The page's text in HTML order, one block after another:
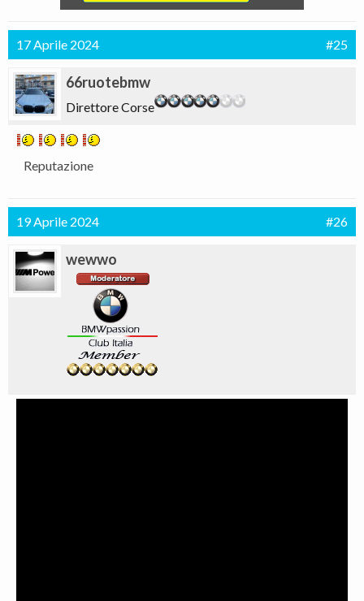
17 Aprile 2024 #25
66ruotebmw
Direttore Corse
Reputazione
19 Aprile 2024 #26
wewwo